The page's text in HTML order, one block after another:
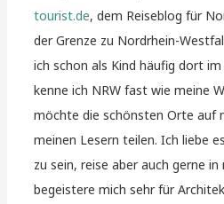
tourist.de, dem Reiseblog für
der Grenze zu Nordrhein-
ich schon als Kind häufig dort im
kenne ich NRW fast wie meine
möchte die schönsten Orte auf
meinen Lesern teilen. Ich liebe
zu sein, reise aber auch gerne
begeistere mich sehr für